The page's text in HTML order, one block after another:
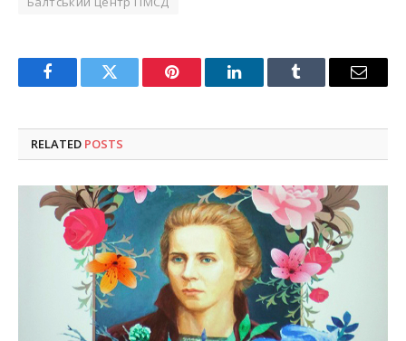
FacebookTwitter Pinterest LinkedInTumblr Email
RELATED POSTS